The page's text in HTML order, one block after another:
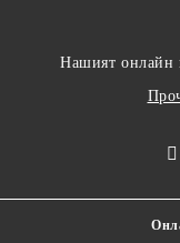
Нашият онлайн